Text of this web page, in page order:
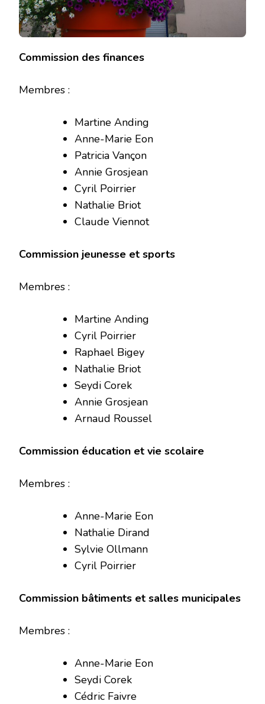
Commission des finances
Membres :
Martine Anding
Anne-Marie Eon
Patricia Vançon
Annie Grosjean
Cyril Poirrier
Nathalie Briot
Claude Viennot
Commission jeunesse et sports
Membres :
Martine Anding
Cyril Poirrier
Raphael Bigey
Nathalie Briot
Seydi Corek
Annie Grosjean
Arnaud Roussel
Commission éducation et vie scolaire
Membres :
Anne-Marie Eon
Nathalie Dirand
Sylvie Ollmann
Cyril Poirrier
Commission bâtiments et salles municipales
Membres :
Anne-Marie Eon
Seydi Corek
Cédric Faivre